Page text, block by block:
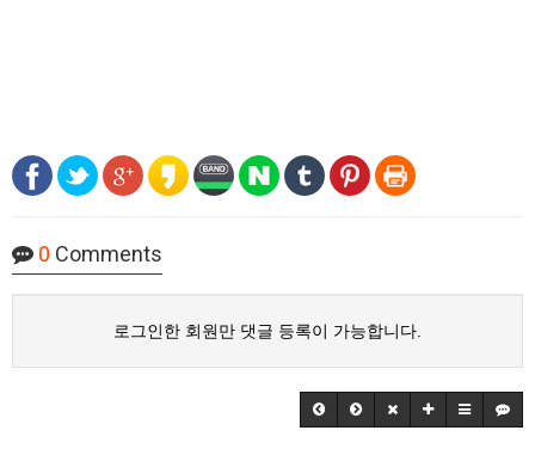
0 Comments
로그인한 회원만 댓글 등록이 가능합니다.